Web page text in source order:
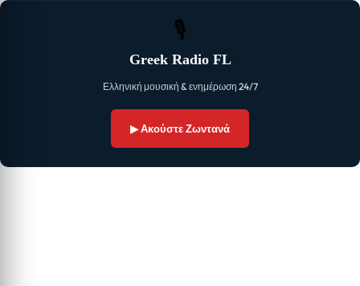
🎙
Greek Radio FL
Ελληνική μουσική & ενημέρωση 24/7
▶ Ακούστε Ζωντανά